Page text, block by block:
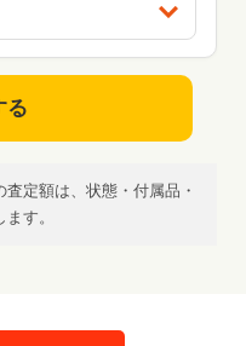
る
定額は、状態・付属品・
す。